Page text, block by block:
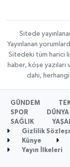
Sitede
Yayınlanan
Sitedeki tüm harici
haber, köşe
dahi,
GÜNDEM
SPOR
DÜNYA
SAĞLIK
Gizlilik
Künye
Yayın İlkeleri